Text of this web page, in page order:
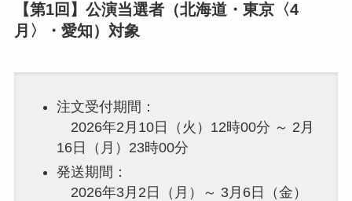
【第1回】公演当選者（北海道・東京〈4
月〉・愛知）対象
注文受付期間：
2026年2月10日（火）12時00分 ～ 2月
16日（月）23時00分
発送期間：
2026年3月2日（月）～ 3月6日（金）